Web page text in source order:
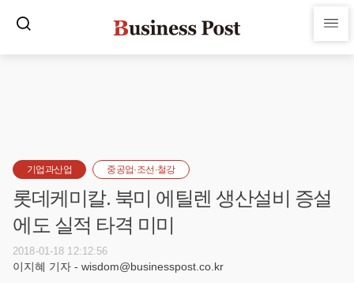
기업과산업 중공업·조선·철강
롯데케미칼. 북미 에틸렌 생산설비 증설
에도 실적 타격 미미
2018-01-18 12:12:56
이지혜 기자 - wisdom@businesspost.co.kr